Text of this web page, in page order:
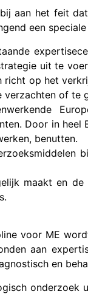
aan het feit
een
uit te
op het
of te
Door in heel
benutten.
maakt en
voor ME
aan
en
onderzoek